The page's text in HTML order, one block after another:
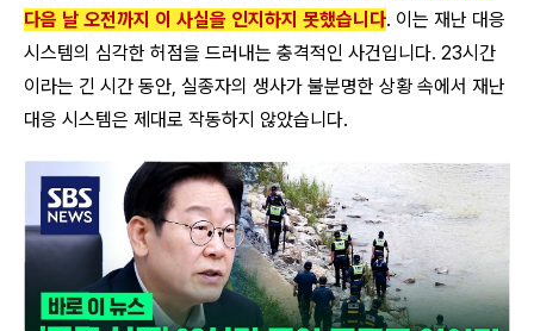
다음 날 오전까지 이 사실을 인지하지 못했습니다. 이는 재난 대응
시스템의 심각한 허점을 드러내는 충격적인 사건입니다. 23시간
이라는 긴 시간 동안, 실종자의 생사가 불분명한 상황 속에서 재난
대응 시스템은 제대로 작동하지 않았습니다.